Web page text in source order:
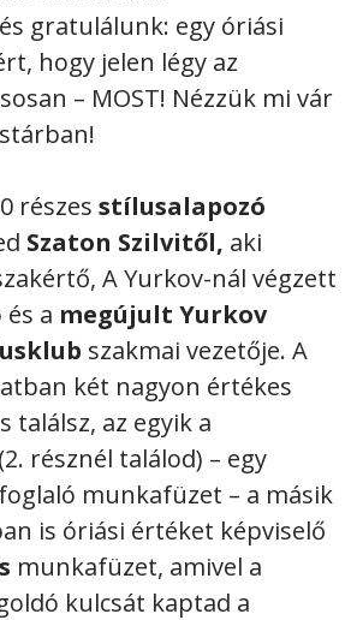
gratulálunk: egy óriási
hogy jelen légy az
– MOST! Nézzük mi vár
részes stílusalapozó
Szaton Szilvitől, aki
A Yurkov-nál végzett
a megújult Yurkov
szakmai vezetője. A
két nagyon értékes
találsz, az egyik a
(2. résznél találod) – egy
munkafüzet – a másik
is óriási értéket képviselő
munkafüzet, amivel a
kulcsát kaptad a